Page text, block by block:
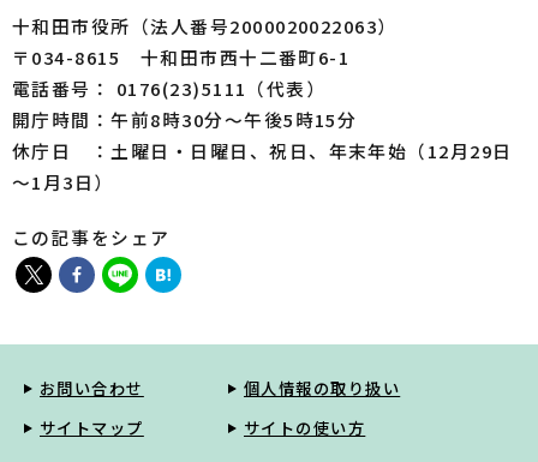
十和田市役所（法人番号2000020022063）
〒034-8615 十和田市西十二番町6-1
電話番号： 0176(23)5111（代表）
開庁時間：午前8時30分～午後5時15分
休庁日 ：土曜日・日曜日、祝日、年末年始（12月29日
～1月3日）
この記事をシェア
お問い合わせ
個人情報の取り扱い
サイトマップ
サイトの使い方